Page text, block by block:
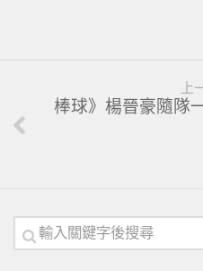
上
棒球》楊晉豪隨隊